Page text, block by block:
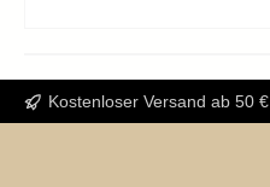
Kostenloser Versand ab 50 €